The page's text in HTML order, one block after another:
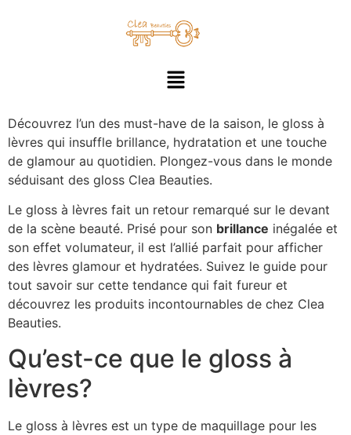
Découvrez l’un des must-have de la saison, le gloss à
lèvres qui insuffle brillance, hydratation et une touche
de glamour au quotidien. Plongez-vous dans le monde
séduisant des gloss Clea Beauties.
Le gloss à lèvres fait un retour remarqué sur le devant
de la scène beauté. Prisé pour son brillance inégalée et
son effet volumateur, il est l’allié parfait pour afficher
des lèvres glamour et hydratées. Suivez le guide pour
tout savoir sur cette tendance qui fait fureur et
découvrez les produits incontournables de chez Clea
Beauties.
Qu’est-ce que le gloss à
lèvres?
Le gloss à lèvres est un type de maquillage pour les